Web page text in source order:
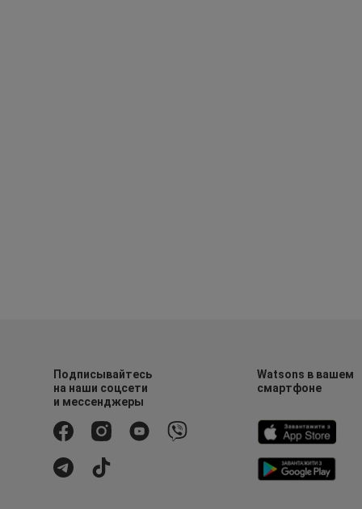
Подписывайтесь
на наши соцсети
и мессенджеры
Watsons в вашем
смартфоне